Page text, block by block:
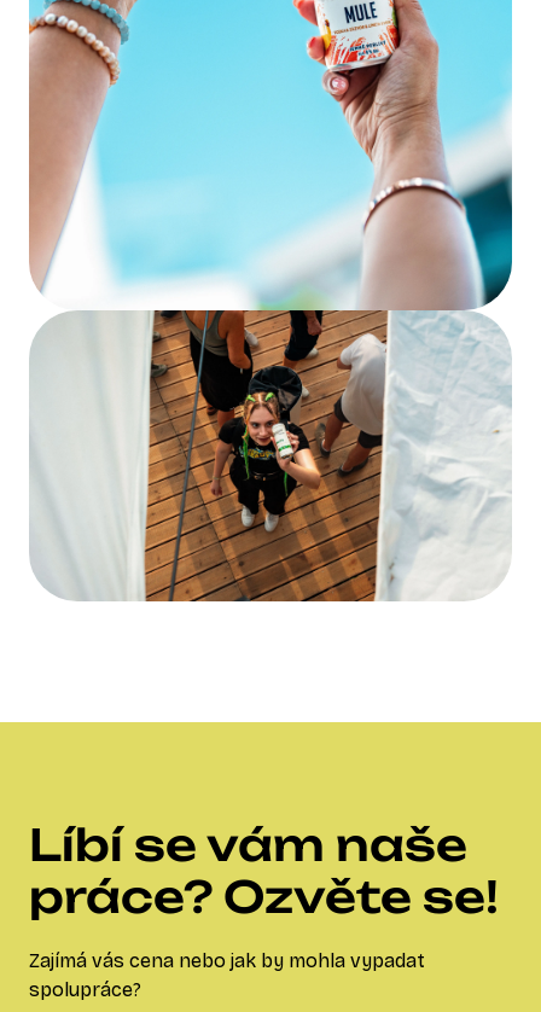
Líbí se vám naše
práce? Ozvěte se!
Zajímá vás cena nebo jak by mohla vypadat
spolupráce?